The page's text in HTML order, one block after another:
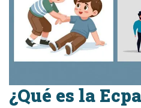
¿Qué es la